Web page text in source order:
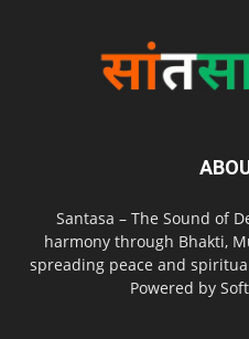
Santasa – The Sound of
harmony through Bhakti,
spreading peace and
Powered by